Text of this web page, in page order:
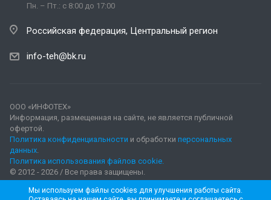
Пн. – Пт.: с 8:00 до 17:00
Российская федерация, Центральный регион
info-teh@bk.ru
ООО «ИНФОТЕХ»
Информация, размещенная на сайте, не является публичной
офертой.
Политика конфиденциальности и обработки персональных
данных.
Политика использования файлов cookie.
© 2012 - 2026 / Все права защищены.
Мы используем файлы cookies для улучшения работы сайта.